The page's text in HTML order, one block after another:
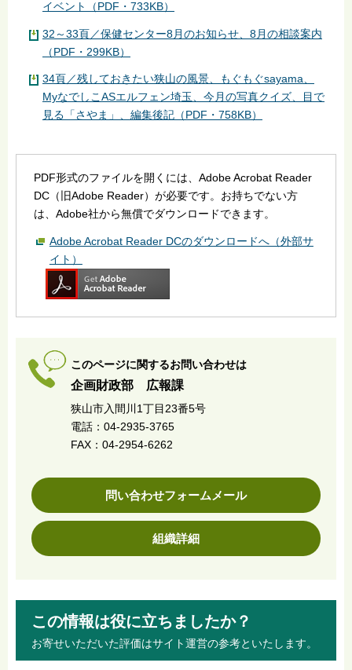
イベント（PDF・733KB）
32～33頁／保健センター8月のお知らせ、8月の相談案内
（PDF・299KB）
34頁／残しておきたい狭山の風景、もぐもぐsayama、
MyなでしこASエルフェン埼玉、今月の写真クイズ、目で
見る「さやま」、編集後記（PDF・758KB）
PDF形式のファイルを開くには、Adobe Acrobat Reader
DC（旧Adobe Reader）が必要です。お持ちでない方
は、Adobe社から無償でダウンロードできます。
Adobe Acrobat Reader DCのダウンロードへ（外部サ
イト）
このページに関するお問い合わせは
企画財政部 広報課
狭山市入間川1丁目23番5号
電話：04-2935-3765
FAX：04-2954-6262
問い合わせフォームメール
組織詳細
この情報は役に立ちましたか？
お寄せいただいた評価はサイト運営の参考といたします。